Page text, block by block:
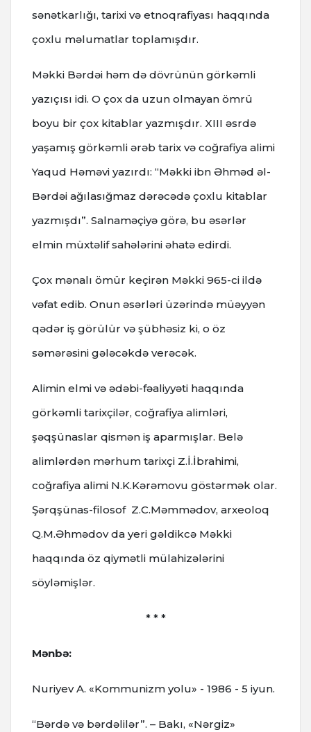
sənətkarlığı, tarixi və etnoqrafiyası haqqında
çoxlu məlumatlar toplamışdır.
Məkki Bərdəi həm də dövrünün görkəmli
yazıçısı idi. O çox da uzun olmayan ömrü
boyu bir çox kitablar yazmışdır. XIII əsrdə
yaşamış görkəmli ərəb tarix və coğrafiya alimi
Yaqud Həməvi yazırdı: “Məkki ibn Əhməd əl-
Bərdəi ağılasığmaz dərəcədə çoxlu kitablar
yazmışdı”. Salnaməçiyə görə, bu əsərlər
elmin müxtəlif sahələrini əhatə edirdi.
Çox mənalı ömür keçirən Məkki 965-ci ildə
vəfat edib. Onun əsərləri üzərində müəyyən
qədər iş görülür və şübhəsiz ki, o öz
səmərəsini gələcəkdə verəcək.
Alimin elmi və ədəbi-fəaliyyəti haqqında
görkəmli tarixçilər, coğrafiya alimləri,
şəqşünaslar qismən iş aparmışlar. Belə
alimlərdən mərhum tarixçi Z.İ.İbrahimi,
coğrafiya alimi N.K.Kərəmovu göstərmək olar.
Şərqşünas-filosof Z.C.Məmmədov, arxeoloq
Q.M.Əhmədov da yeri gəldikcə Məkki
haqqında öz qiymətli mülahizələrini
söyləmişlər.
* * *
Mənbə:
Nuriyеv A. «Kоmmunizm yоlu» - 1986 - 5 iyun.
“Bərdə və bərdəlilər”. – Bakı, «Nərgiz»